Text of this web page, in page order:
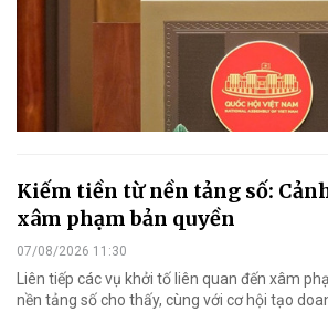
Kiếm tiền từ nền tảng số:
xâm phạm bản quyền
07/08/2026 11:30
Liên tiếp các vụ khởi tố liên quan đến xâm
nền tảng số cho thấy, cùng với cơ hội tạo